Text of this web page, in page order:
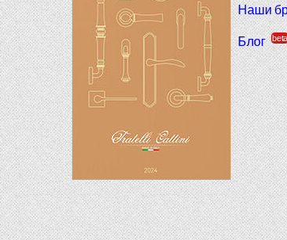
Наши
Блог